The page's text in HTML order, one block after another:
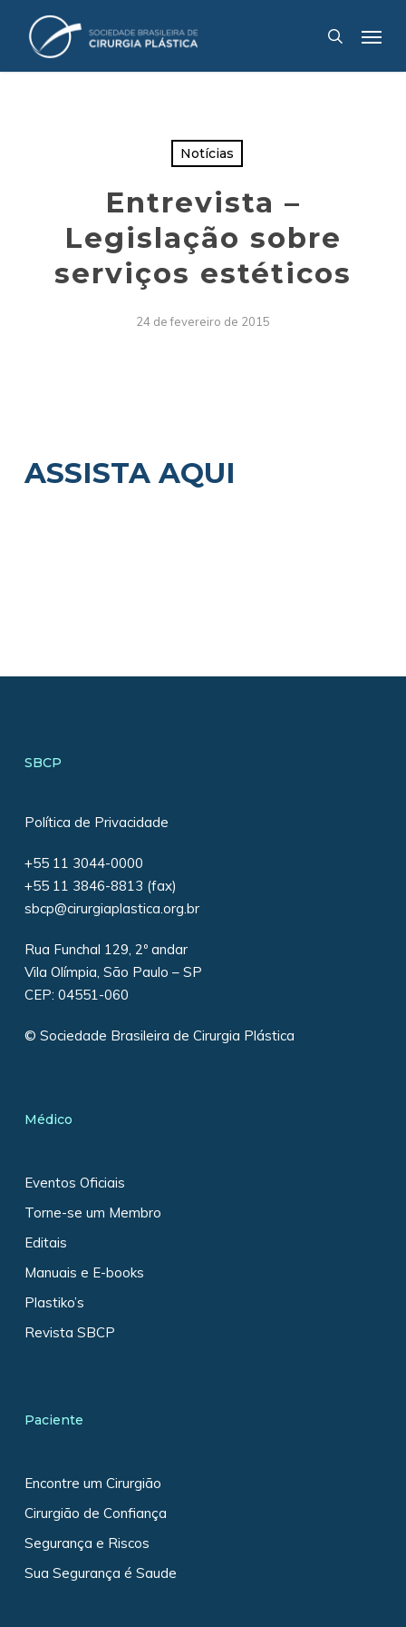
search
Notícias
Entrevista –
Legislação sobre
serviços estéticos
24 de fevereiro de 2015
ASSISTA AQUI
SBCP
Política de Privacidade
+55 11 3044-0000
+55 11 3846-8813 (fax)
sbcp@cirurgiaplastica.org.br
Rua Funchal 129, 2º andar
Vila Olímpia, São Paulo – SP
CEP: 04551-060
© Sociedade Brasileira de Cirurgia Plástica
Médico
Eventos Oficiais
Torne-se um Membro
Editais
Manuais e E-books
Plastiko’s
Revista SBCP
Paciente
Encontre um Cirurgião
Cirurgião de Confiança
Segurança e Riscos
Sua Segurança é Saude